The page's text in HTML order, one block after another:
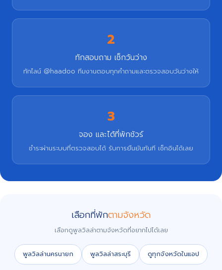
2
ทักสอบถาม เช็กวันว่าง
ทักไลน์ @haadoo ทีมงานตอบทุกคำถามและตรวจสอบวันว่างให้
3
จอง และได้ที่พักชัวร์
ชำระผ่านระบบที่ตรวจสอบได้ รับการยืนยันทันที เช็กอินได้เลย
เลือกที่พักตามจังหวัด
เลือกดูพูลวิลล่าตามจังหวัดที่อยากไปได้เลย
พูลวิลล่านครนายก พูลวิลล่าสระบุรี ดูทุกจังหวัดในแอป